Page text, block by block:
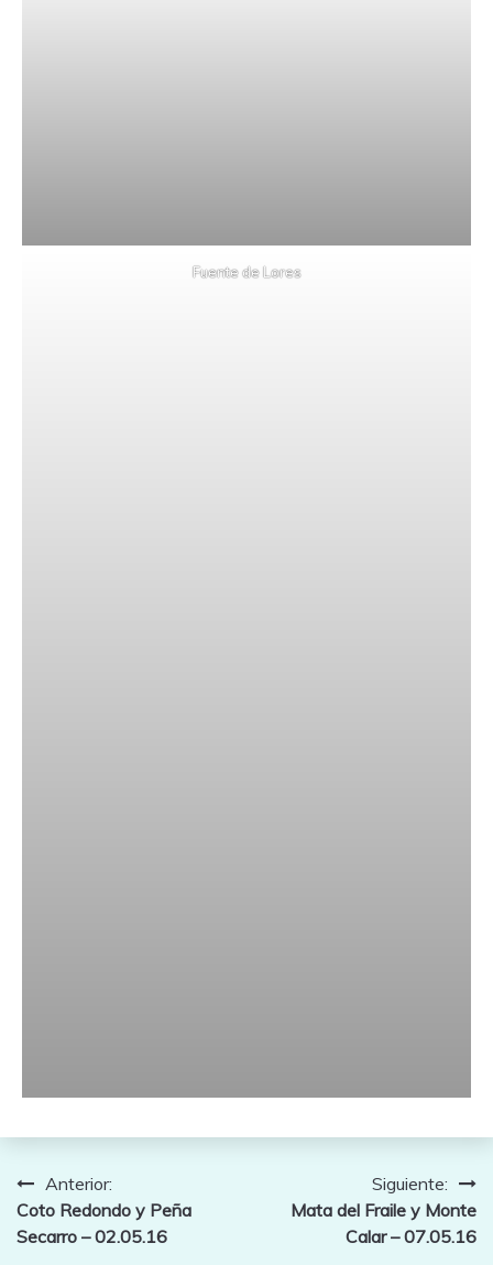
Fuente de Lores
Navegación
de
Anterior:
Coto Redondo y Peña
Secarro – 02.05.16
Siguiente:
Mata del Fraile y Monte
Calar – 07.05.16